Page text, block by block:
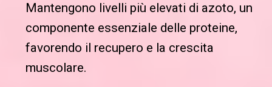
Mantengono livelli più elevati di azoto, un
componente essenziale delle proteine,
favorendo il recupero e la crescita
muscolare.